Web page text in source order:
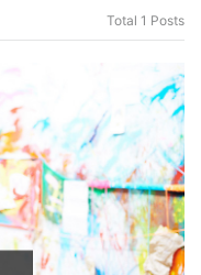
Total 1 Posts